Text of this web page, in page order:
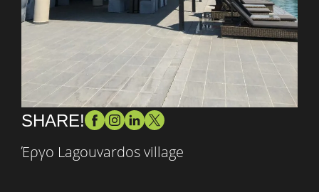
SHARE!
Έργο Lagouvardos village